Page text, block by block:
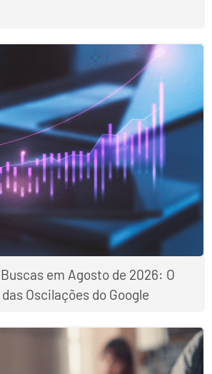
em Agosto de 2026: O
Oscilações do Google